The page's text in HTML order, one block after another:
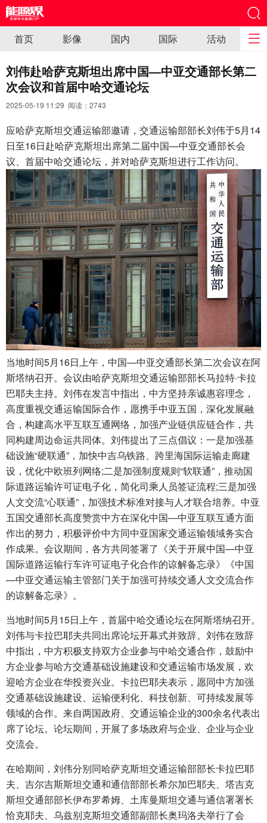
首页 影像 国内 国际 活动
刘伟赴哈萨克斯坦出席中国—中亚交通部长第二
次会议和首届中哈交通论坛
2025-05-19 11:29 阅读： 2743
应哈萨克斯坦交通运输部邀请，交通运输部部长刘伟于5月14
日至16日赴哈萨克斯坦出席第二届中国—中亚交通部长会
议、首届中哈交通论坛，并对哈萨克斯坦进行工作访问。
当地时间5月16日上午，中国—中亚交通部长第二次会议在阿
斯塔纳召开。会议由哈萨克斯坦交通运输部部长马拉特·卡拉
巴耶夫主持。刘伟在发言中指出，中方坚持亲诚惠容理念，
高度重视交通运输国际合作，愿携手中亚五国，深化发展融
合，构建高水平互联互通网络，加强产业链供应链合作，共
同构建周边命运共同体。刘伟提出了三点倡议：一是加强基
础设施“硬联通”，加快中吉乌铁路、跨里海国际运输走廊建
设，优化中欧班列网络;二是加强制度规则“软联通”，推动国
际道路运输许可证电子化，简化司乘人员签证流程;三是加强
人文交流“心联通”，加强技术标准对接与人才联合培养。中亚
五国交通部长高度赞赏中方在深化中国—中亚互联互通方面
作出的努力，积极评价中方同中亚国家交通运输领域务实合
作成果。会议期间，各方共同签署了《关于开展中国—中亚
国际道路运输行车许可证电子化合作的谅解备忘录》《中国
—中亚交通运输主管部门关于加强可持续交通人文交流合作
的谅解备忘录》。
当地时间5月15日上午，首届中哈交通论坛在阿斯塔纳召开。
刘伟与卡拉巴耶夫共同出席论坛开幕式并致辞。刘伟在致辞
中指出，中方积极支持双方企业参与中哈交通合作，鼓励中
方企业参与哈方交通基础设施建设和交通运输市场发展，欢
迎哈方企业在华投资兴业。卡拉巴耶夫表示，愿同中方加强
交通基础设施建设、运输便利化、科技创新、可持续发展等
领域的合作。来自两国政府、交通运输企业的300余名代表出
席了论坛。论坛期间，开展了多场政府与企业、企业与企业
交流会。
在哈期间，刘伟分别同哈萨克斯坦交通运输部部长卡拉巴耶
夫、吉尔吉斯斯坦交通和通信部部长希尔加巴耶夫、塔吉克
斯坦交通部部长伊布罗希姆、土库曼斯坦交通与通信署署长
恰克耶夫、乌兹别克斯坦交通部副部长奥玛洛夫举行了会